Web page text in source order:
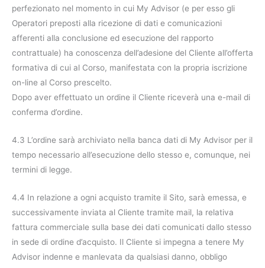
perfezionato nel momento in cui My Advisor (e per esso gli
Operatori preposti alla ricezione di dati e comunicazioni
afferenti alla conclusione ed esecuzione del rapporto
contrattuale) ha conoscenza dell’adesione del Cliente all’offerta
formativa di cui al Corso, manifestata con la propria iscrizione
on-line al Corso prescelto.
Dopo aver effettuato un ordine il Cliente riceverà una e-mail di
conferma d’ordine.
4.3 L’ordine sarà archiviato nella banca dati di My Advisor per il
tempo necessario all’esecuzione dello stesso e, comunque, nei
termini di legge.
4.4 In relazione a ogni acquisto tramite il Sito, sarà emessa, e
successivamente inviata al Cliente tramite mail, la relativa
fattura commerciale sulla base dei dati comunicati dallo stesso
in sede di ordine d’acquisto. Il Cliente si impegna a tenere My
Advisor indenne e manlevata da qualsiasi danno, obbligo